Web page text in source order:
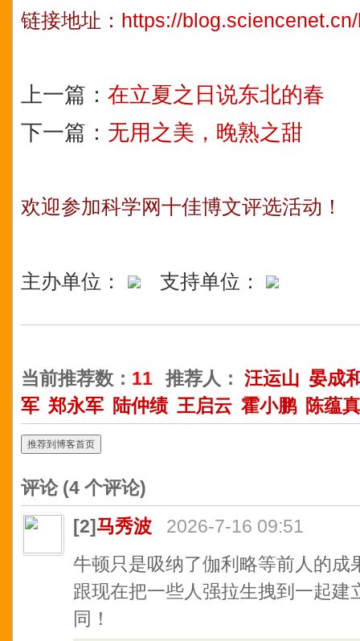
链接地址： https://
上一篇： 在立夏之日说东北的春
下一篇： 无用之美，晚熟之甜
欢迎参加科学网十佳博文评选活动！
主办单位： 支持单位：
当前推荐数： 11 推荐人： 汪运山 晏成
军 郑永军 陆仲绩 王启云 霍小鹏 陈蕴真
推荐到博客首页
评论 (4 个评论)
[2]马秀波
2026-7-16 09:51
牛顿只是吸纳了伽利略等前人的
跟现在把一些人强拉生拽到一起
同！